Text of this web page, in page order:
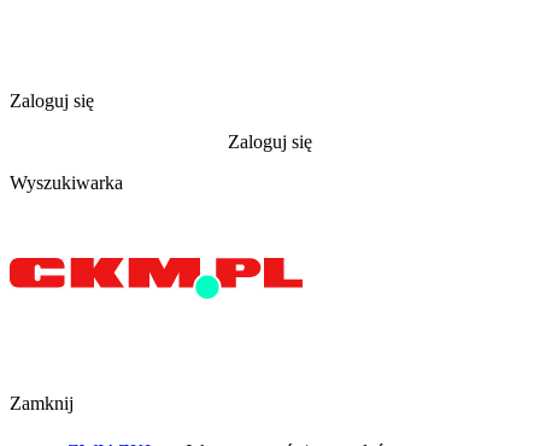
Zaloguj się
Zaloguj się
Wyszukiwarka
Zamknij